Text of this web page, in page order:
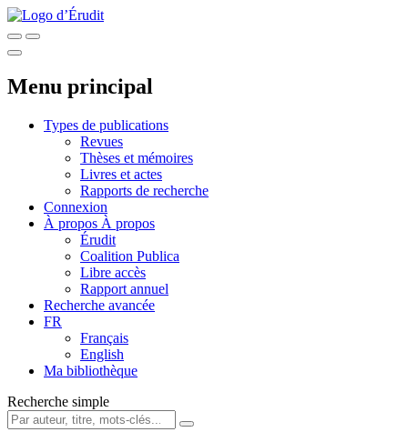
Menu principal
Types de publications
Revues
Thèses et mémoires
Livres et actes
Rapports de recherche
Connexion
À propos À propos
Érudit
Coalition Publica
Libre accès
Rapport annuel
Recherche avancée
FR
Français
English
Ma bibliothèque
Recherche simple